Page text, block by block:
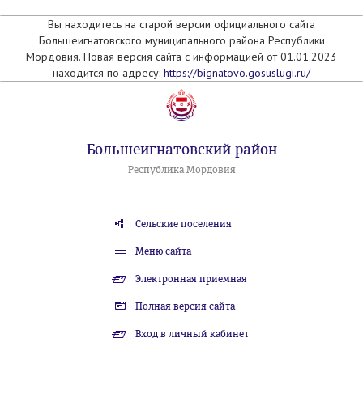
Вы находитесь на старой версии официального сайта
Большеигнатовского муниципального района Республики
Мордовия. Новая версия сайта с информацией от 01.01.2023
находится по адресу: https://bignatovo.gosuslugi.ru/
Большеигнатовский район
Республика Мордовия
Сельские поселения
Меню сайта
Электронная приемная
Полная версия сайта
Вход в личный кабинет